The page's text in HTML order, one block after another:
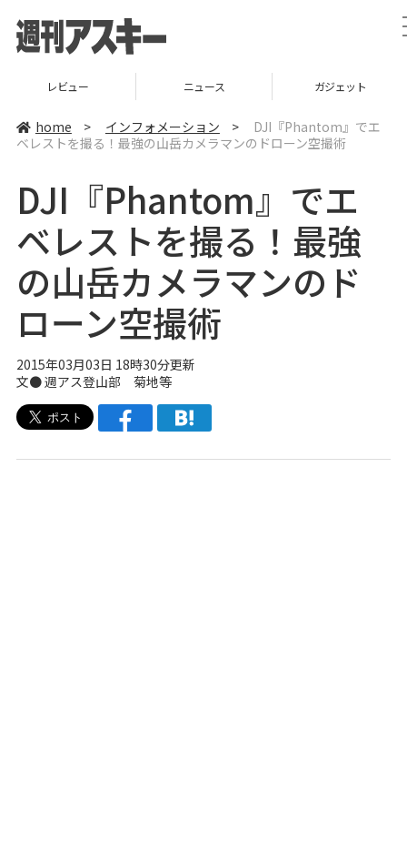
レビュー ニュース ガジェット
home > インフォメーション >
DJI『Phantom』でエ
ベレストを撮る！最強の山岳カメラマンのドローン空撮術
DJI『Phantom』でエ
ベレストを撮る！最強
の山岳カメラマンのド
ローン空撮術
2015年03月03日 18時30分更新
文●週アス登山部 菊地等